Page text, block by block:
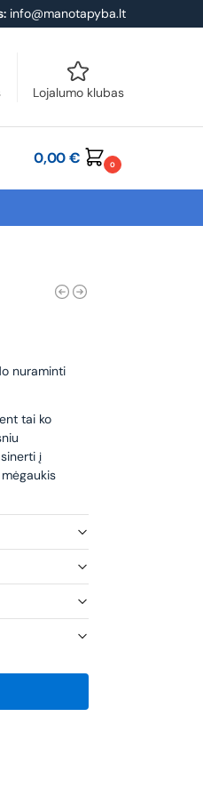
info@manotapyba.lt
Lojalumo klubas
0,00€ 0
nuraminti
tai ko
į